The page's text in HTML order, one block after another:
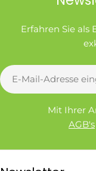
Erfahren Sie als
E-
Mail
Mit Ihrer
AGB's